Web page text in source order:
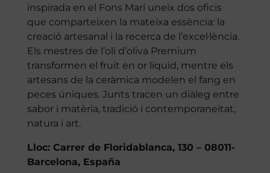
inspirada en el Fons Marí uneix dos oficis
que comparteixen la mateixa essència: la
creació artesanal i la recerca de l’excel·lència.
Els mestres de l’oli d’oliva Premium
transformen el fruit en or líquid, mentre els
artesans de la ceràmica modelen el fang en
peces úniques. Junts tracen un diàleg entre
sabor i matèria, tradició i contemporaneïtat,
natura i art.
Lloc: Carrer de Floridablanca, 130 – 08011-
Barcelona, España